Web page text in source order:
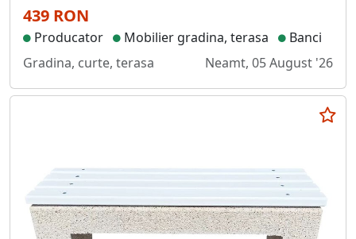
439 RON
Producator Mobilier gradina, terasa
Banci
Gradina, curte, terasa
Neamt, 05 August '26